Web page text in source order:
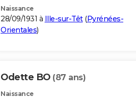
Naissance
28/09/1931 à Ille-sur-Têt(Pyrénées-
Orientales)
Odette BO (87 ans)
Naissance